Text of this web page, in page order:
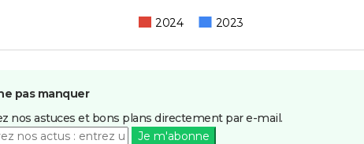
2024 2023
pas manquer
nos astuces et bons plans directement par e-mail.
Je m'abonne